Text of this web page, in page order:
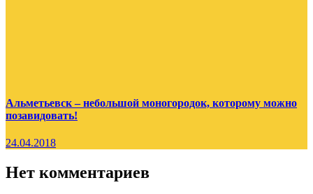
Альметьевск – небольшой моногородок, которому можно
позавидовать!
24.04.2018
Нет комментариев